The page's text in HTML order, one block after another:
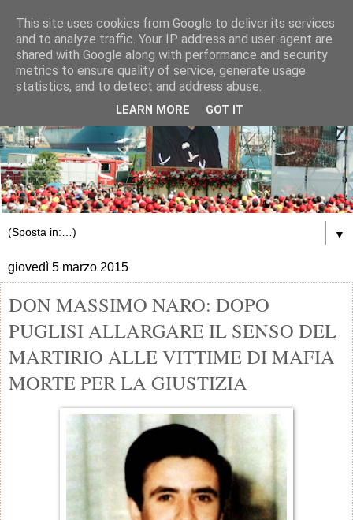
▼
giovedì 5 marzo 2015
DON MASSIMO NARO: DOPO
PUGLISI ALLARGARE IL SENSO DEL
MARTIRIO ALLE VITTIME DI MAFIA
MORTE PER LA GIUSTIZIA
This site uses cookies from Google to deliver its services
and to analyze traffic. Your IP address and user-agent are
shared with Google along with performance and security
metrics to ensure quality of service, generate usage
statistics, and to detect and address abuse.
LEARN MORE GOT IT